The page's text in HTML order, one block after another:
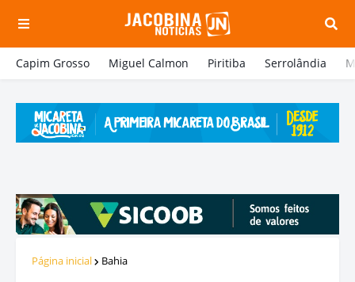
Capim Grosso Miguel Calmon Piritiba Serrolândia
Página inicial Bahia